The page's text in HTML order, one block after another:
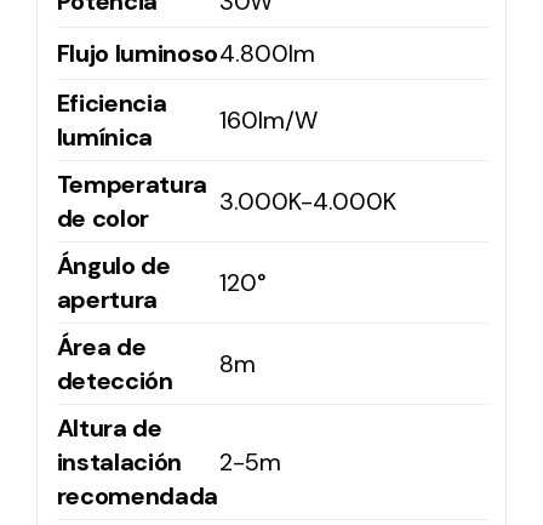
Solar lighting
Variety of solar solutions for all kinds of needs.
Flujo luminoso4.800lm
Eficiencia
lumínica
160lm/W
Temperatura
de color
3.000K-4.000K
Ángulo de
apertura
120°
Área de
detección
8m
Altura de
instalación
recomendada
2-5m